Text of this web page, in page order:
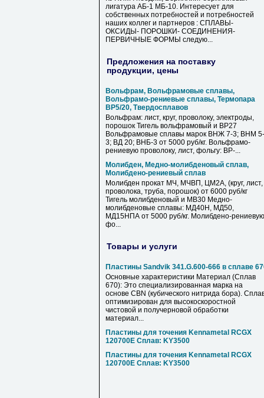
лигатура АБ-1 МБ-10. Интересует для
собственных потребностей и потребностей
наших коллег и партнеров : СПЛАВЫ-
ОКСИДЫ- ПОРОШКИ- СОЕДИНЕНИЯ-
ПЕРВИЧНЫЕ ФОРМЫ следую...
Предложения на поставку
продукции, цены
Вольфрам, Вольфрамовые сплавы,
Вольфрамо-рениевые сплавы, Термопара
ВР5/20, Твердосплавов
Вольфрам: лист, круг, проволоку, электроды,
порошок Тигель вольфрамовый и ВР27
Вольфрамовые сплавы марок ВНЖ 7-3; ВНМ 5-
3; ВД 20; ВНБ-3 от 5000 руб/кг. Вольфрамо-
рениевую проволоку, лист, фольгу: ВР-...
Молибден, Медно-молибденовый сплав,
Молибдено-рениевый сплав
Молибден прокат МЧ, МЧВП, ЦМ2А, (круг, лист,
проволока, труба, порошок) от 6000 руб/кг
Тигель молибденовый и МВ30 Медно-
молибденовые сплавы: МД40Н, МД50,
МД15НПА от 5000 руб/кг. Молибдено-рениевую
фо...
Товары и услуги
Пластины Sandvik 341.G.600-666 в сплаве
Основные характеристики Материал (Сплав
670): Это специализированная марка на
основе CBN (кубического нитрида бора).
оптимизирован для высокоскоростной
чистовой и получерновой обработки
материал...
Пластины для точения Kennametal RCGX
120700E Сплав: KY3500
Пластины для точения Kennametal RCGX
120700E Сплав: KY3500